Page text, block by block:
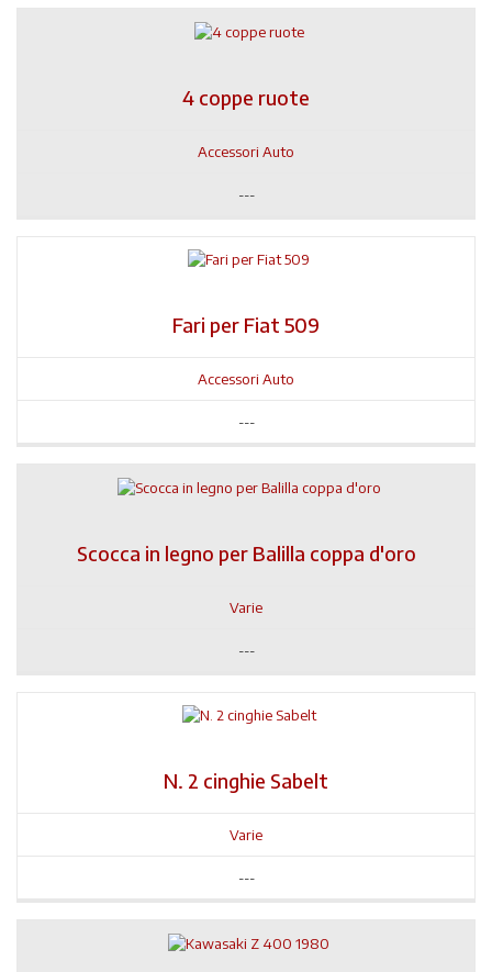
4 coppe ruote
Accessori Auto
---
Fari per Fiat 509
Accessori Auto
---
Scocca in legno per Balilla coppa d'oro
Varie
---
N. 2 cinghie Sabelt
Varie
---